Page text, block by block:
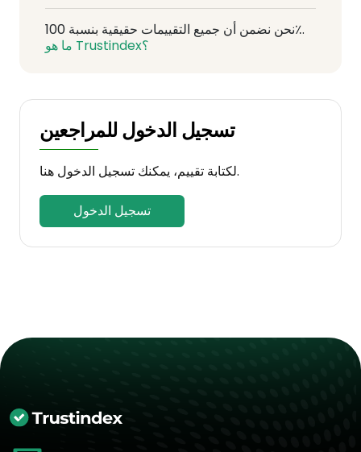
نحن نضمن أن جميع التقييمات حقيقية بنسبة 100٪.
ما هو Trustindex؟
تسجيل الدخول للمراجعين
لكتابة تقييم، يمكنك تسجيل الدخول هنا.
تسجيل الدخول